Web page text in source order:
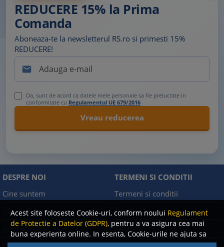
Acest site foloseste Cookie-uri, conform noului Regulament
de Protectie a Datelor (GDPR), pentru a va asigura cea mai
buna experienta online. In esenta, Cookie-urile ne ajuta sa
imbunatatim continutul de pe site, oferindu-va dvs.,
REDUCERE 15% la Prima
Comanda
Aboneaza-te la newsletterul RS.ro si primesti 15%
REDUCERE!

Da, sunt de acord ca datele mele personale sa fie prelucrate in
conformitate cu Regulamentul UE 679/2016
DESPRE NOI
Cine suntem
Cum comand?
Cum platesc?
TERMENI SI CONDITII
Termeni si conditii
Facebook
Contact